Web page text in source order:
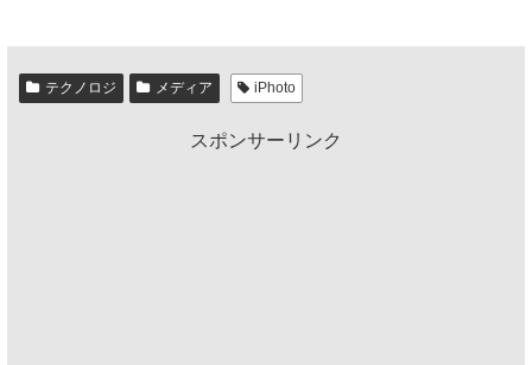
テクノロジ メディア iPhoto
スポンサーリンク